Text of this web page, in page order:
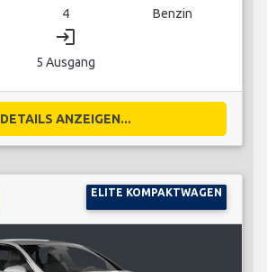
4 Benzin
login
5 Ausgang
DETAILS ANZEIGEN...
ELITE KOMPAKTWAGEN